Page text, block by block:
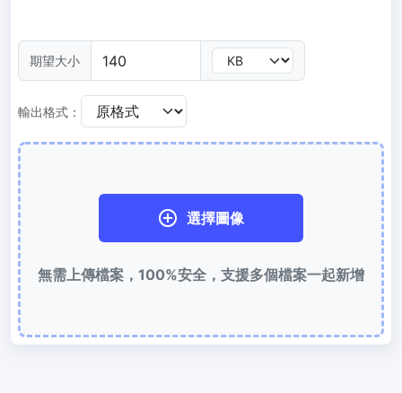
PNG 壓縮
使用有損和無損壓縮方法來壓縮 PNG 影像
GIF 壓縮
批次壓縮和減少GIF動畫檔案大小
WebP 壓縮
使用有損和無損壓縮方法來壓縮 WebP 影像
圖片壓縮到 50KB
輕鬆批次壓縮JPG、PNG、WEBP檔案至 50KB
圖片壓縮到 100KB
輕鬆批次壓縮JPG、PNG、WEBP檔案至 100KB
期望大小
輸出格式：
選擇圖像
無需上傳檔案，100%安全，支援多個檔案一起新增